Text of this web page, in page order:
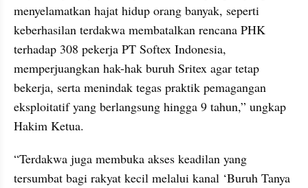
menyelamatkan hajat hidup orang banyak, seperti
keberhasilan terdakwa membatalkan rencana PHK
terhadap 308 pekerja PT Softex Indonesia,
memperjuangkan hak-hak buruh Sritex agar tetap
bekerja, serta menindak tegas praktik pemagangan
eksploitatif yang berlangsung hingga 9 tahun,” ungkap
Hakim Ketua.
“Terdakwa juga membuka akses keadilan yang
tersumbat bagi rakyat kecil melalui kanal ‘Buruh Tanya